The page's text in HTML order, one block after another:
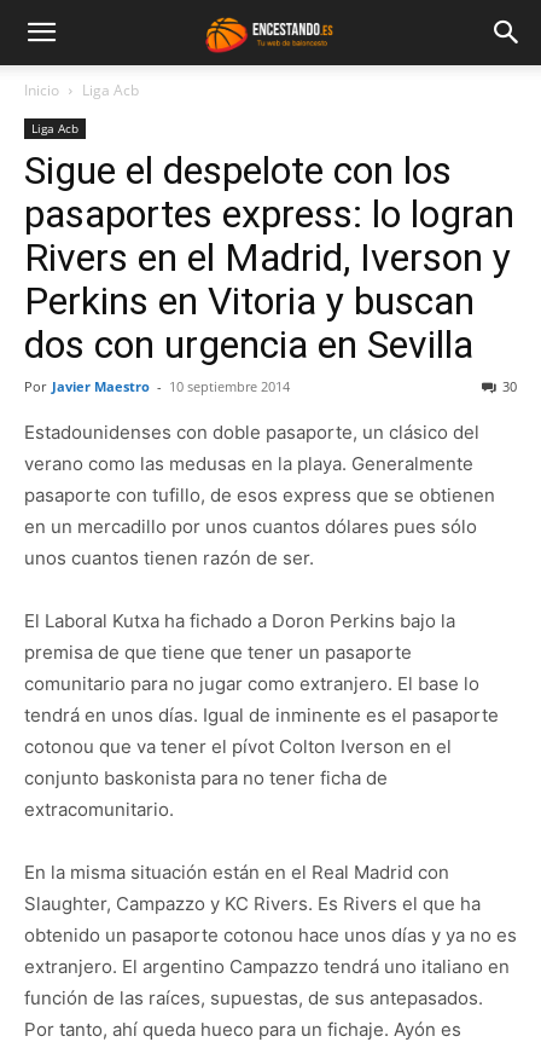
Inicio Liga Acb
Liga Acb
Sigue el despelote con los
pasaportes express: lo logran
Rivers en el Madrid, Iverson y
Perkins en Vitoria y buscan
dos con urgencia en Sevilla
Por Javier Maestro - 10 septiembre 2014 30
Estadounidenses con doble pasaporte, un clásico del
verano como las medusas en la playa. Generalmente
pasaporte con tufillo, de esos express que se obtienen
en un mercadillo por unos cuantos dólares pues sólo
unos cuantos tienen razón de ser.
El Laboral Kutxa ha fichado a Doron Perkins bajo la
premisa de que tiene que tener un pasaporte
comunitario para no jugar como extranjero. El base lo
tendrá en unos días. Igual de inminente es el pasaporte
cotonou que va tener el pívot Colton Iverson en el
conjunto baskonista para no tener ficha de
extracomunitario.
En la misma situación están en el Real Madrid con
Slaughter, Campazzo y KC Rivers. Es Rivers el que ha
obtenido un pasaporte cotonou hace unos días y ya no es
extranjero. El argentino Campazzo tendrá uno italiano en
función de las raíces, supuestas, de sus antepasados.
Por tanto, ahí queda hueco para un fichaje. Ayón es